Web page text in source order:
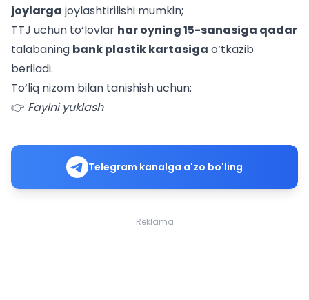
joylarga joylashtirilishi mumkin;
TTJ uchun to‘lovlar har oyning 15-sanasiga qadar
talabaning bank plastik kartasiga o‘tkazib
beriladi.
To‘liq nizom bilan tanishish uchun:
👉 Faylni yuklash
Telegram kanalga a'zo bo'ling
Reklama